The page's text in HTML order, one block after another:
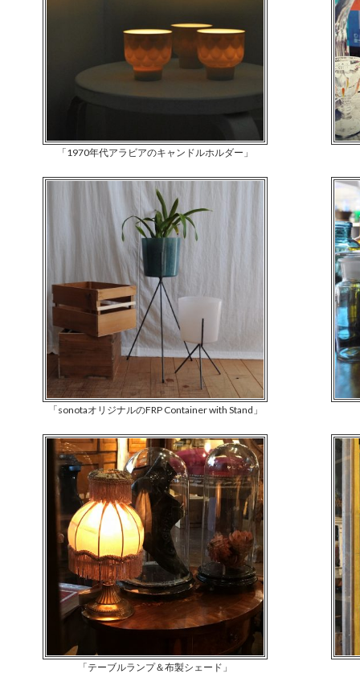
「1970年代アラビアのキャンドルホルダー」
「sonotaオリジナルのFRP Container with Stand」
「テーブルランプ＆布製シェード」